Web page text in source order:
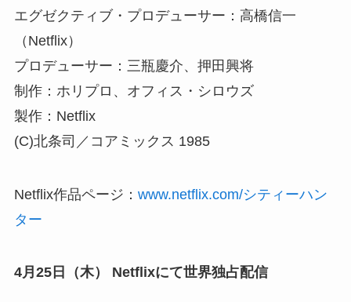
エグゼクティブ・プロデューサー：高橋信一
（Netflix）
プロデューサー：三瓶慶介、押田興将
制作：ホリプロ、オフィス・シロウズ
製作：Netflix
(C)北条司／コアミックス 1985
Netflix作品ページ： www.netflix.com/シティーハン
ター
4月25日（木） Netflixにて世界独占配信